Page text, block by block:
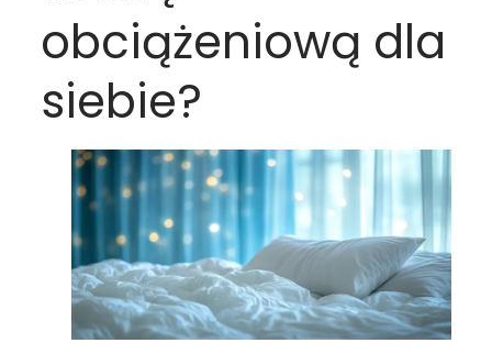
obciążeniową dla
siebie?